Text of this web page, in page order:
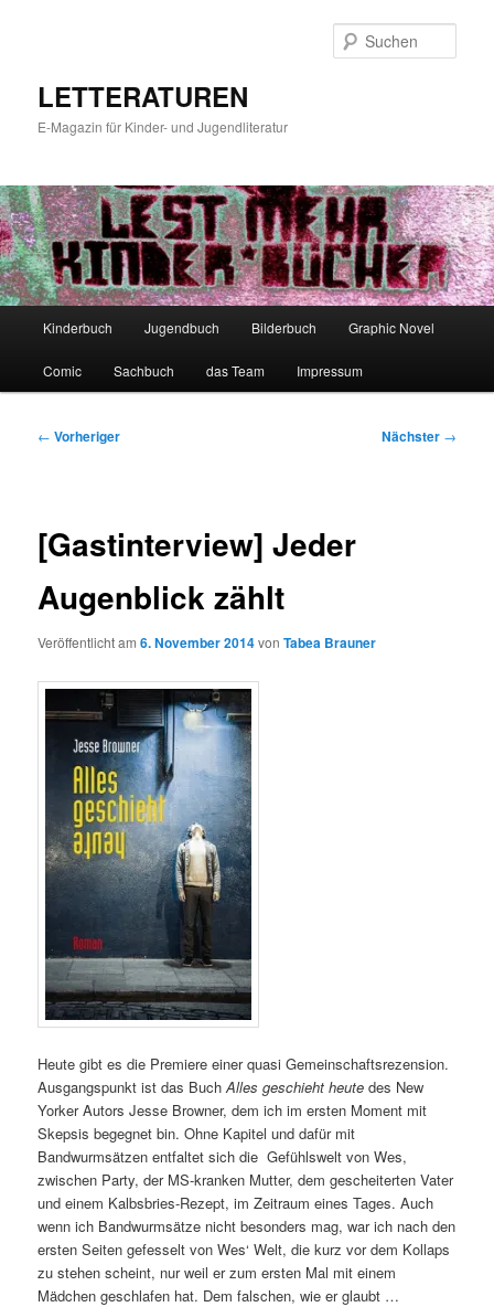
LETTERATUREN
E-Magazin für Kinder- und Jugendliteratur
Kinderbuch Jugendbuch Bilderbuch Graphic Novel
Comic Sachbuch das Team Impressum
Beitragsnavigation
← Vorheriger Nächster →
[Gastinterview] Jeder
Augenblick zählt
Veröffentlicht am6. November 2014vonTabea Brauner
Heute gibt es die Premiere einer quasi Gemeinschaftsrezension.
Ausgangspunkt ist das BuchAlles geschieht heute des New
Yorker Autors Jesse Browner, dem ich im ersten Moment mit
Skepsis begegnet bin. Ohne Kapitel und dafür mit
Bandwurmsätzen entfaltet sich die Gefühlswelt von Wes,
zwischen Party, der MS-kranken Mutter, dem gescheiterten Vater
und einem Kalbsbries-Rezept, im Zeitraum eines Tages. Auch
wenn ich Bandwurmsätze nicht besonders mag, war ich nach den
ersten Seiten gefesselt von Wes‘ Welt, die kurz vor dem Kollaps
zu stehen scheint, nur weil er zum ersten Mal mit einem
Mädchen geschlafen hat. Dem falschen, wie er glaubt …